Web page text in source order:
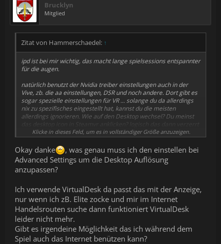
Brucklyn
Mitglied
Zitat von Hammerschaedel: ↑
ipd ist bei mir wichtig, das macht lange spielsessions entspannter
für die augen.
natürlich benutzt der Nvidia treiber einstellungen auch in der
Vive, zb. die aa einstellungen, DSR und noch andere. Dort gibt es
sogar spezielle einstellungen für VR ... solange du da allerdings
nix zu spezifisches eingestellt hat, kannst du die meisten
allerdings ignorieren. Wie auf den Desktop wechsel? Du meinst
das desktop icon in Steamvr anklicken? logisch das dann verzerrt
angezeigt wird bei deiner Auflösung. Allerdings kannst du mit den
Tool Advanced settings für die Vive den Desktop vergrößern, so
dass er für dich nutzbarer werden sollte.
Klicke in dieses Feld, um es in vollständiger Größe anzuzeigen.
Okay danke
, was genau muss ich den einstellen bei
Advanced Settings um die Desktop Auflösung
anzupassen?
Ich verwende VirtualDesk da passt das mit der Anzeige,
nur wenn ich zB. Elite zocke und mir im Internet
Handelsrouten suche dann funktioniert VirtualDesk
leider nicht mehr.
Gibt es irgendeine Möglichkeit das ich während dem
Spiel auch das Internet benützen kann?